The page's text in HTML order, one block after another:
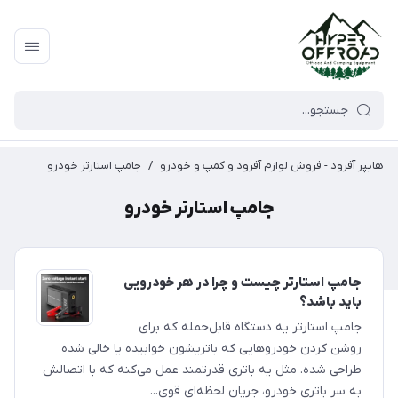
هایپر آفرود - فروش لوازم آفرود و کمپ و خودرو / جامپ استارتر خودرو
جامپ استارتر خودرو
جامپ استارتر چیست و چرا در هر خودرویی
باید باشد؟
جامپ استارتر یه دستگاه قابل‌حمله که برای
روشن کردن خودروهایی که باتریشون خوابیده یا خالی شده
طراحی شده. مثل یه باتری قدرتمند عمل می‌کنه که با اتصالش
به سر باتری خودرو، جریان لحظه‌ای قوی...